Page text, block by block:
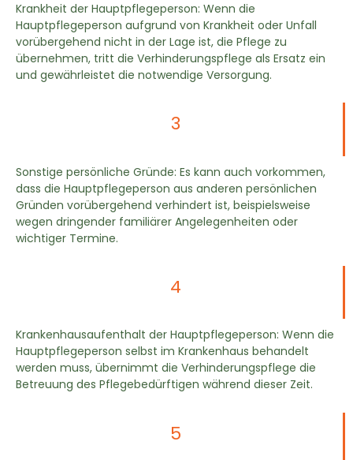
Krankheit der Hauptpflegeperson: Wenn die
Hauptpflegeperson aufgrund von Krankheit oder Unfall
vorübergehend nicht in der Lage ist, die Pflege zu
übernehmen, tritt die Verhinderungspflege als Ersatz ein
und gewährleistet die notwendige Versorgung.
3
Sonstige persönliche Gründe: Es kann auch vorkommen,
dass die Hauptpflegeperson aus anderen persönlichen
Gründen vorübergehend verhindert ist, beispielsweise
wegen dringender familiärer Angelegenheiten oder
wichtiger Termine.
4
Krankenhausaufenthalt der Hauptpflegeperson: Wenn die
Hauptpflegeperson selbst im Krankenhaus behandelt
werden muss, übernimmt die Verhinderungspflege die
Betreuung des Pflegebedürftigen während dieser Zeit.
5